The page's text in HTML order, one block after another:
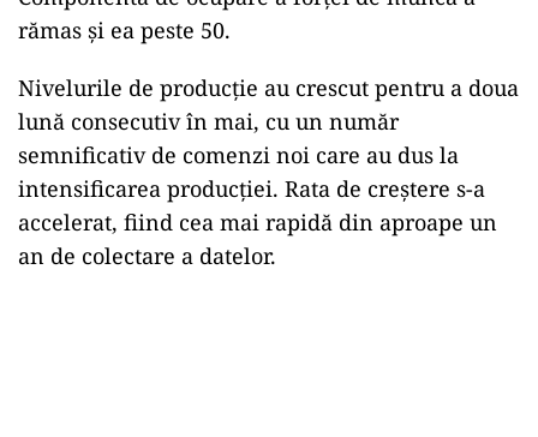
Rata de creștere a industriei, cea mai rapidă
În luna mai, PMI a fost de 52,0, în creștere de la
51,5 în aprilie, cel mai ridicat nivel de la
începutul colectării datelor, în iulie 2023.
Producătorii români au raportat îmbunătățirea
sectorului, comenzile noi și producția rămânând